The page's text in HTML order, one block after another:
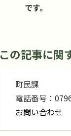
です。
この記事に関
町民課
電話番号：
お問い合わせ